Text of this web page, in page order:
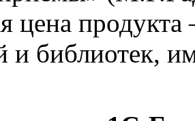
цена
и библиотек,